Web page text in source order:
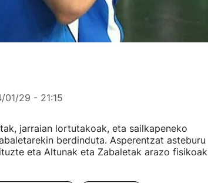
01/29 - 21:15
jarraian lortutakoak, eta sailkapeneko
berdinduta. Asperentzat asteburu
eta Altunak eta Zabaletak arazo fisikoak